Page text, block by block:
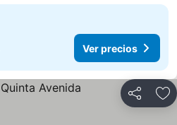
Ver precios
Compartir